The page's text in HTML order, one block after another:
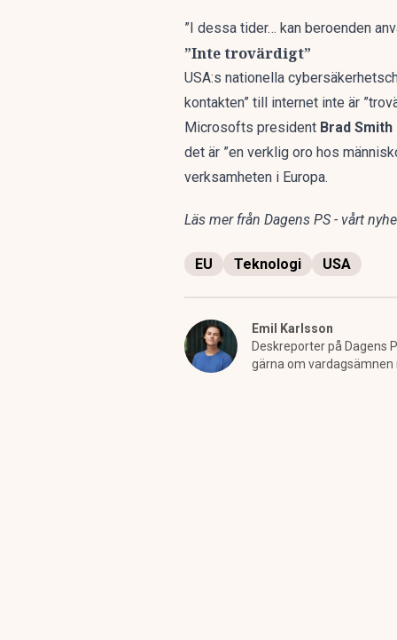
”I dessa tider… kan beroenden
”Inte trovärdigt”
USA:s nationella
kontakten” till internet inte är
Microsofts president Brad Smith
det är ”en verklig oro hos
verksamheten i Europa.
Läs mer från Dagens PS - vårt
EU Teknologi USA
Emil Karlsson
Deskreporter på Dagens
gärna om vardagsämnen